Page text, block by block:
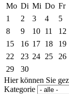
Mo Di Mi Do Fr
1
2 3 4 5
8
9 10 11 12
15
16 17 18 19
22
23 24 25 26
29
30
Hier können Sie
Kategorie